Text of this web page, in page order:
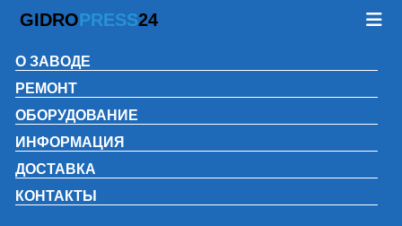
GIDROPRESS24
О ЗАВОДЕ
РЕМОНТ
ОБОРУДОВАНИЕ
ИНФОРМАЦИЯ
ДОСТАВКА
КОНТАКТЫ